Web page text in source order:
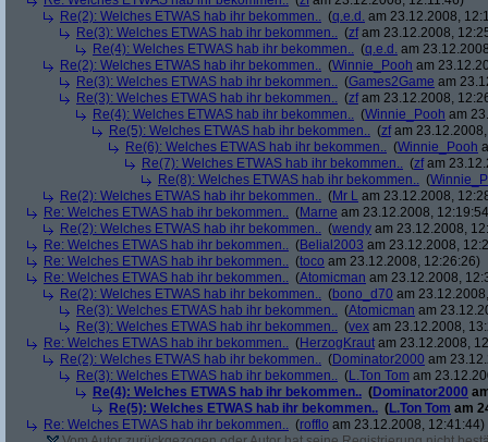
Re(2): Welches ETWAS hab ihr bekommen.. (q.e.d. am 23.12.2008,
Re(3): Welches ETWAS hab ihr bekommen.. (zfam 23.12.2008,
Re(4): Welches ETWAS hab ihr bekommen.. (q.e.d. am
Re(2): Welches ETWAS hab ihr bekommen.. (Winnie_Pooh am
Re(3): Welches ETWAS hab ihr bekommen.. (Games2Game am
Re(3): Welches ETWAS hab ihr bekommen.. (zfam 23.12.2008,
Re(4): Welches ETWAS hab ihr bekommen.. (Winnie_Pooh am
Re(5): Welches ETWAS hab ihr bekommen.. (zfam
Re(6): Welches ETWAS hab ihr bekommen.. (Winnie_Pooh
Re(7): Welches ETWAS hab ihr bekommen.. (zfam
Re(8): Welches ETWAS hab ihr bekommen.. (
Re(2): Welches ETWAS hab ihr bekommen.. (Mr L am 23.12.2008,
Re: Welches ETWAS hab ihr bekommen.. (Marne am 23.12.2008,
Re(2): Welches ETWAS hab ihr bekommen.. (wendy am 23.12.2008,
Re: Welches ETWAS hab ihr bekommen.. (Belial2003 am 23.12.2008,
Re: Welches ETWAS hab ihr bekommen.. (toco am 23.12.2008, 12:26:26)
Re: Welches ETWAS hab ihr bekommen.. (Atomicman am 23.12.2008,
Re(2): Welches ETWAS hab ihr bekommen.. (bono_d70 am
Re(3): Welches ETWAS hab ihr bekommen.. (Atomicman am
Re(3): Welches ETWAS hab ihr bekommen.. (vex am 23.12.2008,
Re: Welches ETWAS hab ihr bekommen.. (HerzogKraut am 23.12.2008,
Re(2): Welches ETWAS hab ihr bekommen.. (Dominator2000 am
Re(3): Welches ETWAS hab ihr bekommen.. (L.Ton Tom am
Re(4): Welches ETWAS hab ihr bekommen.. (Dominator2000
Re(5): Welches ETWAS hab ihr bekommen.. (L.Ton Tom am
Re: Welches ETWAS hab ihr bekommen.. (rofflo am 23.12.2008, 12:41:44)